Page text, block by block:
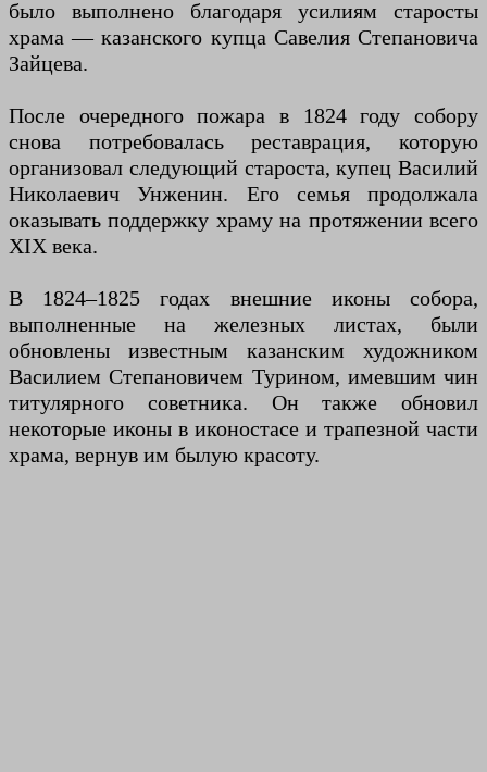
было выполнено благодаря усилиям старосты
храма — казанского купца Савелия Степановича
Зайцева.
После очередного пожара в 1824 году собору
снова потребовалась реставрация, которую
организовал следующий староста, купец Василий
Николаевич Унженин. Его семья продолжала
оказывать поддержку храму на протяжении всего
XIX века.
В 1824–1825 годах внешние иконы собора,
выполненные на железных листах, были
обновлены известным казанским художником
Василием Степановичем Турином, имевшим чин
титулярного советника. Он также обновил
некоторые иконы в иконостасе и трапезной части
храма, вернув им былую красоту.